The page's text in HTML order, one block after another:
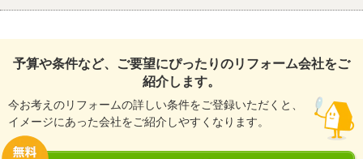
予算や条件など、ご要望にぴったりのリフォーム会社をご
紹介します。
今お考えのリフォームの詳しい条件をご登録いただくと、
イメージにあった会社をご紹介しやすくなります。